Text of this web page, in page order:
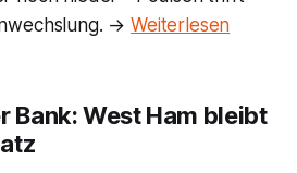
→Weiterlesen
Bank: West Ham bleibt